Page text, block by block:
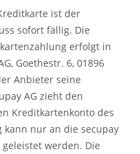
ist der
sofort fällig. Die
erfolgt in
Goethestr. 6, 01896
Anbieter seine
AG zieht den
Kreditkartenkonto des
kann nur an die secupay
werden. Die